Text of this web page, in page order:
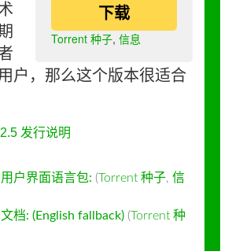
下载
Torrent 种子, 信息
户，那么这个版本很适合
发行说明
户界面语言包: (Torrent 种子, 信
档: (English fallback) (Torrent 种